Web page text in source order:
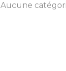
Aucune